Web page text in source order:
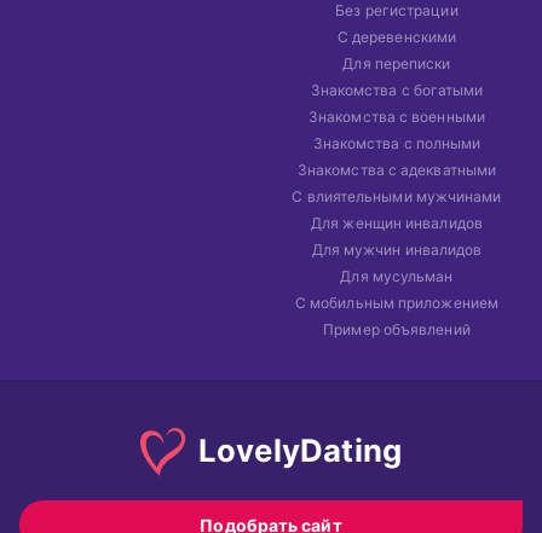
Без регистрации
С деревенскими
Для переписки
Знакомства с богатыми
Знакомства с военными
Знакомства с полными
Знакомства с адекватными
С влиятельными мужчинами
Для женщин инвалидов
Для мужчин инвалидов
Для мусульман
С мобильным приложением
Пример объявлений
LovelyDating
Подобрать сайт